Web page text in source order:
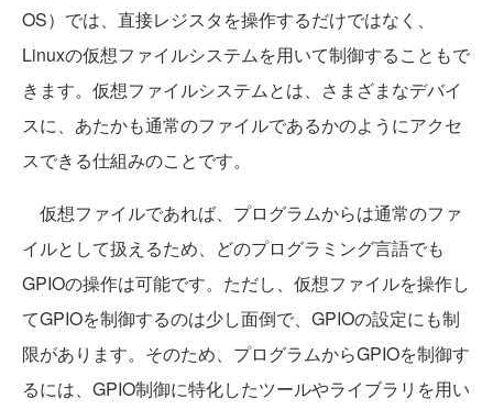
OS）では、直接レジスタを操作するだけではなく、
Linuxの仮想ファイルシステムを用いて制御することもで
きます。仮想ファイルシステムとは、さまざまなデバイ
スに、あたかも通常のファイルであるかのようにアクセ
スできる仕組みのことです。
仮想ファイルであれば、プログラムからは通常のファ
イルとして扱えるため、どのプログラミング言語でも
GPIOの操作は可能です。ただし、仮想ファイルを操作し
てGPIOを制御するのは少し面倒で、GPIOの設定にも制
限があります。そのため、プログラムからGPIOを制御す
るには、GPIO制御に特化したツールやライブラリを用い